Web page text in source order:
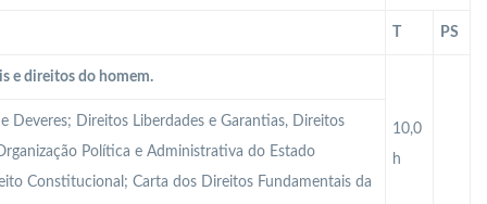
PS
e direitos do homem.
10,0
h
Deveres; Direitos Liberdades e Garantias, Direitos
Política e Administrativa do Estado
Constitucional; Carta dos Direitos Fundamentais da